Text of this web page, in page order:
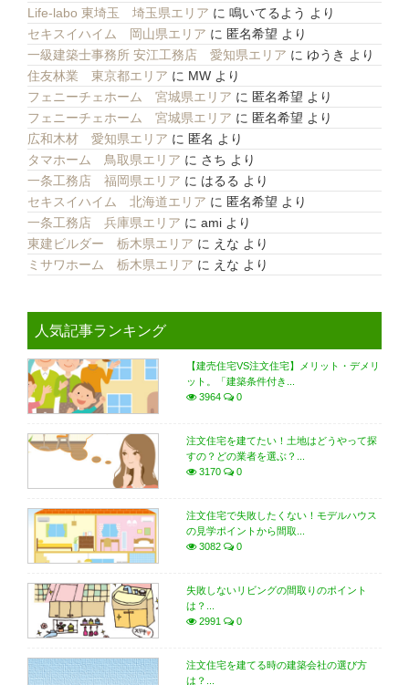
Life-labo 東埼玉 埼玉県エリア に 鳴いてるよう より
セキスイハイム 岡山県エリア に 匿名希望 より
一級建築士事務所 安江工務店 愛知県エリア に ゆうき より
住友林業 東京都エリア に MW より
フェニーチェホーム 宮城県エリア に 匿名希望 より
フェニーチェホーム 宮城県エリア に 匿名希望 より
広和木材 愛知県エリア に 匿名 より
タマホーム 鳥取県エリア に さち より
一条工務店 福岡県エリア に はるる より
セキスイハイム 北海道エリア に 匿名希望 より
一条工務店 兵庫県エリア に ami より
東建ビルダー 栃木県エリア に えな より
ミサワホーム 栃木県エリア に えな より
人気記事ランキング
【建売住宅VS注文住宅】メリット・デメリ
ット。「建築条件付き...
3964
0
注文住宅を建てたい！土地はどうやって探
すの？どの業者を選ぶ？...
3170
0
注文住宅で失敗したくない！モデルハウス
の見学ポイントから間取...
3082
0
失敗しないリビングの間取りのポイント
は？...
2991
0
注文住宅を建てる時の建築会社の選び方
は？...